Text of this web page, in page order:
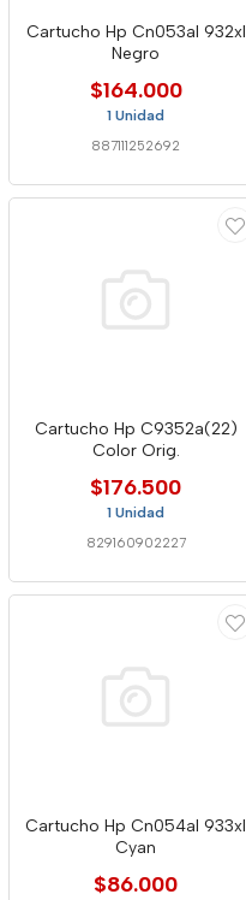
Cartucho Hp Cn053al 932xl
Negro
$164.000
1 Unidad
887111252692
Cartucho Hp C9352a(22)
Color Orig.
$176.500
1 Unidad
829160902227
Cartucho Hp Cn054al 933xl
Cyan
$86.000